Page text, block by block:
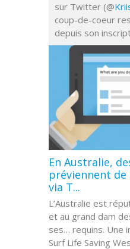
sur Twitter (@
coup-de-coeur
depuis son
En Australie,
préviennent
via T...
L’Australie est
et au grand dam
ses… requins. Une
Surf Life Saving